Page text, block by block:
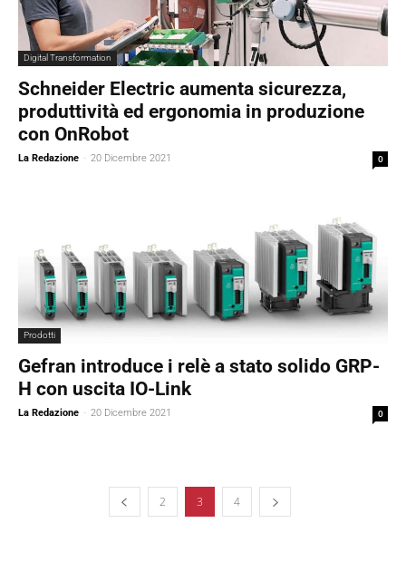
Digital Transformation
Schneider Electric aumenta sicurezza,
produttività ed ergonomia in produzione
con OnRobot
La Redazione - 20 Dicembre 2021 0
Prodotti
Gefran introduce i relè a stato solido GRP-
H con uscita IO-Link
La Redazione - 20 Dicembre 2021 0
2 3 4